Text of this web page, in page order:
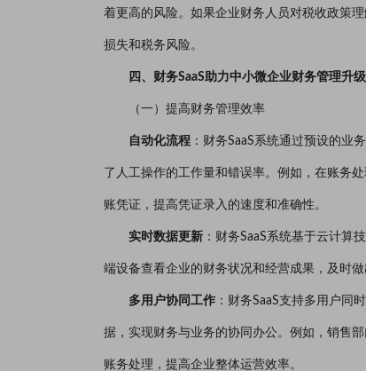
着更高的风险。如果企业财务人员对税收政策
损失和税务风险。
四、财务SaaS助力中小微企业财务管理升
（一）提高财务管理效率
自动化流程 ：财务SaaS系统通过预设的业
了人工操作的工作量和错误率。例如，在账务
账凭证，提高凭证录入的速度和准确性。
实时数据更新 ：财务SaaS系统基于云计算
端设备查看企业的财务状况和经营成果，及时做
多用户协同工作 ：财务SaaS支持多用户同
据，实现财务与业务的协同办公。例如，销售
账务处理，提高企业整体运营效率。